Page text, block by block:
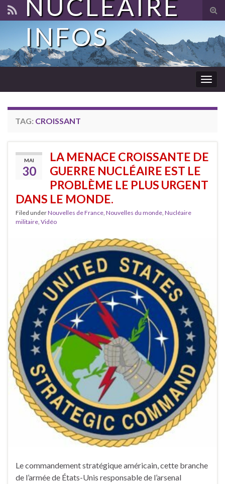
NUCLÉAIRE
INFOS
TAG: CROISSANT
MAI
30
LA MENACE CROISSANTE DE
GUERRE NUCLÉAIRE EST LE
PROBLÈME LE PLUS URGENT
DANS LE MONDE.
Filed underNouvelles de France, Nouvelles du monde, Nucléaire
militaire, Vidéo
Le commandement stratégique américain, cette branche
de l’armée de États-Unis responsable de l’arsenal